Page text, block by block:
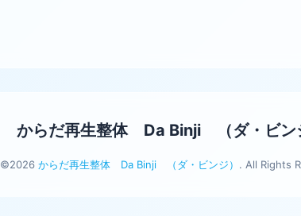
からだ再生整体 Da Binji （ダ・ビン
©2026 からだ再生整体 Da Binji （ダ・ビンジ） . All Rights